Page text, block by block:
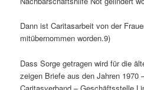
Dann ist Caritasarbeit von der
mitübernommen worden.9)
Dass Sorge getragen wird für die
zeigen Briefe aus den Jahren 1970
Caritasverband – Geschäftsstelle